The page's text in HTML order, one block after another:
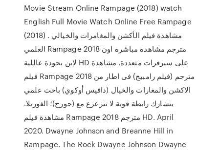
Movie Stream Online Rampage (2018) watch
English Full Movie Watch Online Free Rampage
(2018) . مشاهدة فيلم الأكشن والمغامرات والخيالي
العلمي Rampage 2018 مترجم مشاهدة مباشرة اون
لاين بجودة عاللية HD علي سيرفرات متعددة. مشاهدة
فيلم Rampage 2018 مترجم (فيلم رامبيج) فى اطار من
الاكشن والمغارات والخيال (دافيس أوكوي) باحث علمي
يتشارك رابطة قوية لا تتزعزع مع (جورج)؛ الغوريلا.
مشاهدة فيلم Rampage 2018 مترجم HD. April
2020. Dwayne Johnson and Breanne Hill in
Rampage. The Rock Dwayne Johnson Dwayne